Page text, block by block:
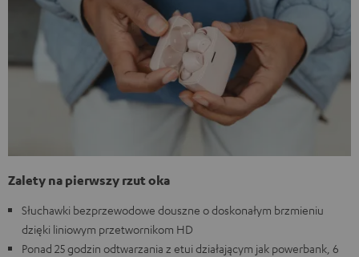
Zalety na pierwszy rzut oka
Słuchawki bezprzewodowe douszne o doskonałym brzmieniu
dzięki liniowym przetwornikom HD
Ponad 25 godzin odtwarzania z etui działającym jak powerbank, 6